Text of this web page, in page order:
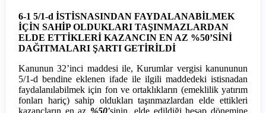
6-1 5/1-d İSTİSNASINDAN FAYDALANABİLMEK
İÇİN SAHİP OLDUKLARI TAŞINMAZLARDAN
ELDE ETTİKLERİ KAZANCIN EN AZ %50’SİNİ
DAĞITMALARI ŞARTI GETİRİLDİ
Kanunun 32’inci maddesi ile, Kurumlar vergisi kanununun
5/1-d bendine eklenen ifade ile ilgili maddedeki istisnadan
faydalanılabilmek için fon ve ortaklıkların (emeklilik yatırım
fonları hariç) sahip oldukları taşınmazlardan elde ettikleri
kazançların en az %50’sinin, elde edildiği hesap dönemine